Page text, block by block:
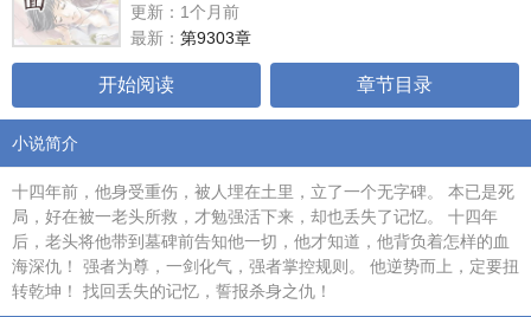
更新：1个月前
最新： 第9303章
开始阅读 章节目录
小说简介
十四年前，他身受重伤，被人埋在土里，立了一个无字碑。 本已是死
局，好在被一老头所救，才勉强活下来，却也丢失了记忆。 十四年
后，老头将他带到墓碑前告知他一切，他才知道，他背负着怎样的血
海深仇！ 强者为尊，一剑化气，强者掌控规则。 他逆势而上，定要扭
转乾坤！ 找回丢失的记忆，誓报杀身之仇！